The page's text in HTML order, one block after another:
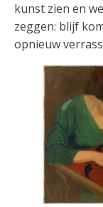
kunst zien en
zeggen: blijf
opnieuw